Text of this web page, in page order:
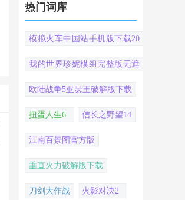
热门词库
模拟火车中国站手机版下载20
我的世界珍妮模组完整版无遮
欧陆战争5亚瑟王破解版下载
扭蛋人生6 信长之野望14
江南百景图官方版
垂直火力破解版下载
刀剑大作战 火影对决2